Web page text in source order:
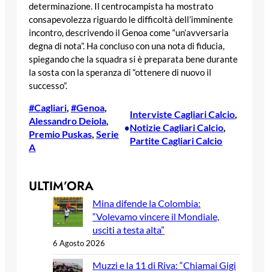
determinazione. Il centrocampista ha mostrato
consapevolezza riguardo le difficoltà dell’imminente
incontro, descrivendo il Genoa come “un’avversaria
degna di nota”. Ha concluso con una nota di fiducia,
spiegando che la squadra si è preparata bene durante
la sosta con la speranza di “ottenere di nuovo il
successo”.
#Cagliari, #Genoa
Alessandro Deiola
Premio Puskas, Serie
A
•
Interviste Cagliari Calcio
Notizie Cagliari Calcio
Partite Cagliari Calcio
ULTIM’ORA
Mina difende la Colombia:
“Volevamo vincere il Mondiale,
usciti a testa alta”
6 Agosto 2026
Muzzi e la 11 di Riva: “Chiamai Gigi